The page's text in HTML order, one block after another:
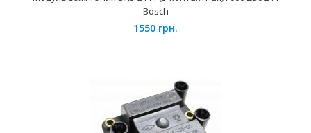
Bosch
1550 грн.